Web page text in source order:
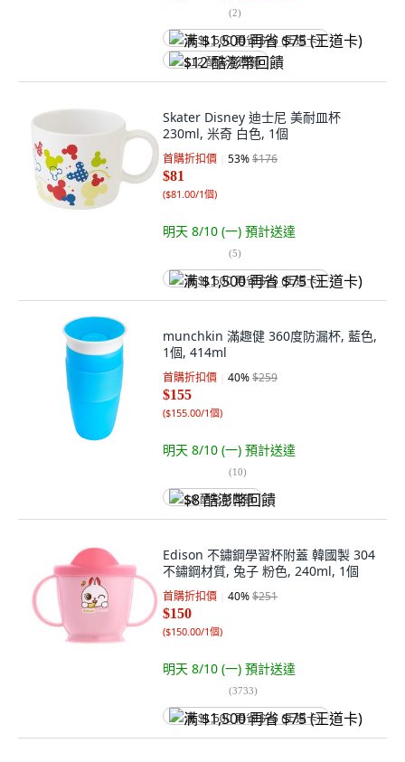
(2)
满 $1,500 再省 $75 (王道卡)
$12 酷澎幣回饋
Skater Disney 迪士尼 美耐皿杯
230ml, 米奇 白色, 1個
首購折扣價 53%$176
$81
($81.00/1個)
明天 8/10 (一) 預計送達
(5)
满 $1,500 再省 $75 (王道卡)
munchkin 滿趣健 360度防漏杯, 藍色,
1個, 414ml
首購折扣價 40%$259
$155
($155.00/1個)
明天 8/10 (一) 預計送達
(10)
$8 酷澎幣回饋
Edison 不鏽鋼學習杯附蓋 韓國製 304
不鏽鋼材質, 兔子 粉色, 240ml, 1個
首購折扣價 40%$251
$150
($150.00/1個)
明天 8/10 (一) 預計送達
(3733)
满 $1,500 再省 $75 (王道卡)